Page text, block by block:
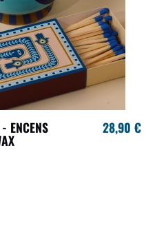
ENCENS 28,90 €